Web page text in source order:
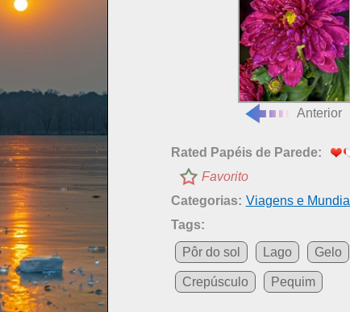
Anterior
Rated Papéis de Parede:
Favorito
Categorias: Viagens e Mundial
Tags:
Pôr do sol
Lago Gelo
Crepúsculo Pequim